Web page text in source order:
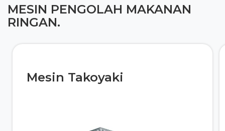
MESIN PENGOLAH MAKANAN
RINGAN.
Mesin Takoyaki